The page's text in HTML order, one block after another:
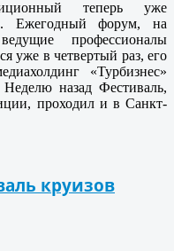
теперь уже
Ежегодный форум, на
профессионалы
уже в четвертый раз, его
«Турбизнес»
назад Фестиваль,
проходил и в Санкт-
круизов